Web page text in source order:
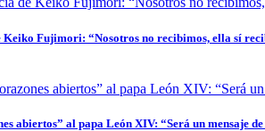
Fujimori: “Nosotros no recibimos, ella sí
abiertos” al papa León XIV: “Será un mensaje